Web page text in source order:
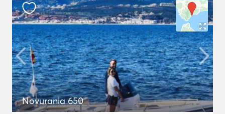
Novurania 650